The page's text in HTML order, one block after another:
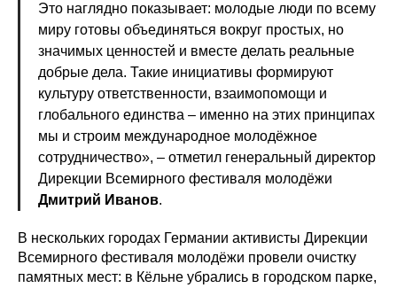
Это наглядно показывает: молодые люди по всему
миру готовы объединяться вокруг простых, но
значимых ценностей и вместе делать реальные
добрые дела. Такие инициативы формируют
культуру ответственности, взаимопомощи и
глобального единства – именно на этих принципах
мы и строим международное молодёжное
сотрудничество», – отметил генеральный директор
Дирекции Всемирного фестиваля молодёжи
Дмитрий Иванов.
В нескольких городах Германии активисты Дирекции
Всемирного фестиваля молодёжи провели очистку
памятных мест: в Кёльне убрались в городском парке,